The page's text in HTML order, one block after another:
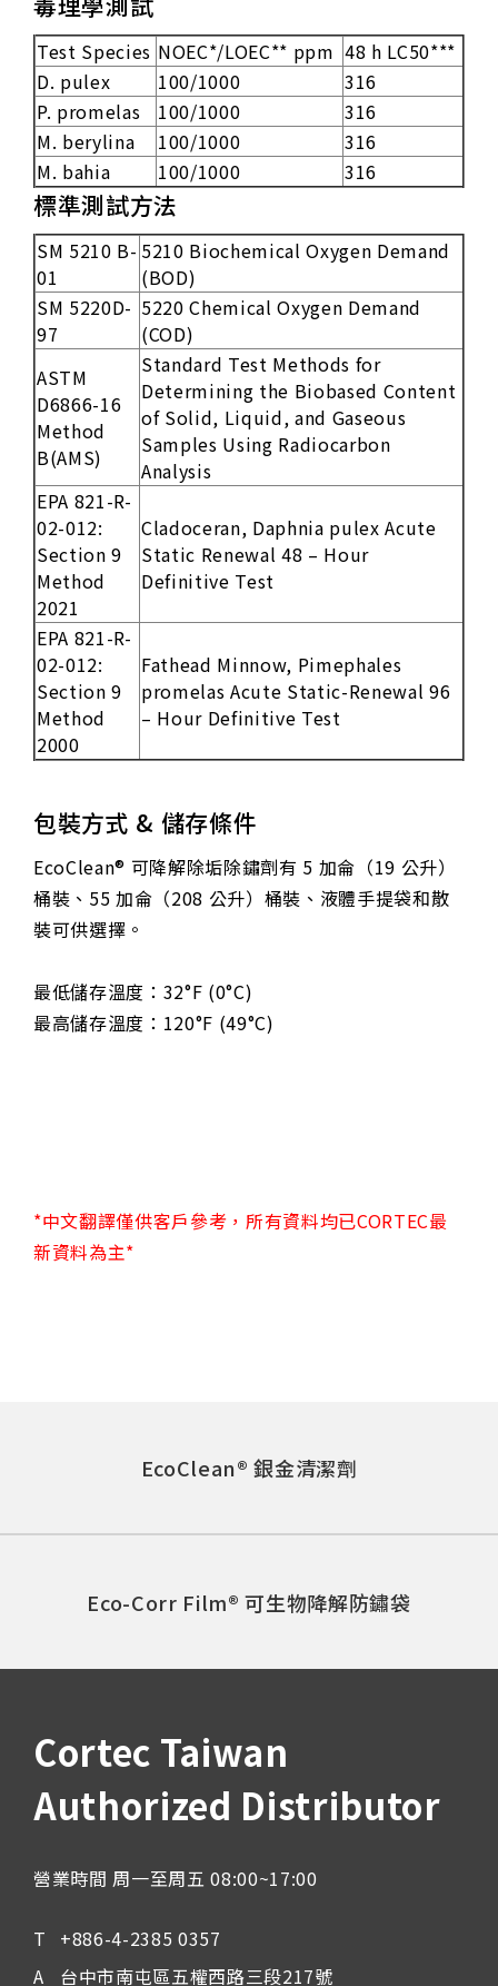
Test Species NOEC*/LOEC** ppm 48 h LC50***
D. pulex
100/1000
316
P. promelas
100/1000
316
M. berylina
100/1000
316
M. bahia
100/1000 316
標準測試方法
SM 5210 B-
01
5210 Biochemical Oxygen Demand
(BOD)
SM 5220D-
97
5220 Chemical Oxygen Demand
(COD)
ASTM
D6866-16
Method
B(AMS)
Standard Test Methods for
Determining the Biobased Content
of Solid, Liquid, and Gaseous
Samples Using Radiocarbon
Analysis
EPA 821-R-
02-012:
Section 9
Method
2021
Cladoceran, Daphnia pulex Acute
Static Renewal 48 – Hour
Definitive Test
EPA 821-R-
02-012:
Section 9
Method
2000
Fathead Minnow, Pimephales
promelas Acute Static-Renewal 96
– Hour Definitive Test
包裝方式 & 儲存條件
EcoClean® 可降解除垢除鏽劑有 5 加侖（19 公升）
桶裝、55 加侖（208 公升）桶裝、液體手提袋和散
裝可供選擇。
最低儲存溫度：32°F (0°C)
最高儲存溫度：120°F (49°C)
*中文翻譯僅供客戶參考，所有資料均已CORTEC最
新資料為主*
EcoClean® 銀金清潔劑
Eco-Corr Film® 可生物降解防鏽袋
Cortec Taiwan
Authorized Distributor
營業時間 周一至周五 08:00~17:00
+886-4-2385 0357
台中市南屯區五權西路三段217號